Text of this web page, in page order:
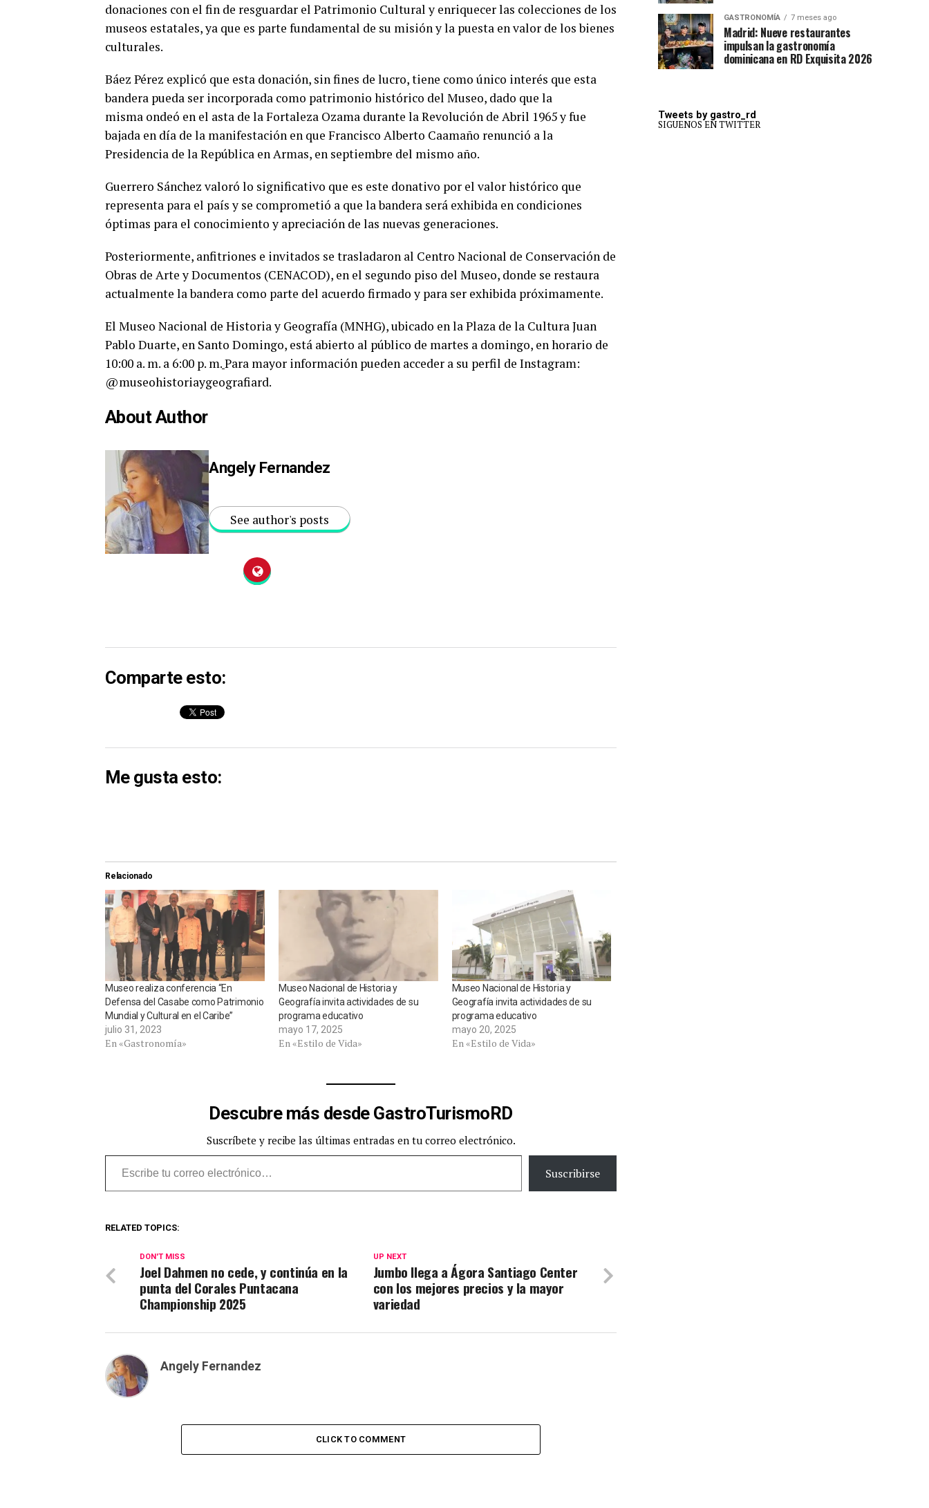
donaciones con el fin de resguardar el Patrimonio Cultural y enriquecer las colecciones de los
museos estatales, ya que es parte fundamental de su misión y la puesta en valor de los bienes
culturales.
Báez Pérez explicó que esta donación, sin fines de lucro, tiene como único interés que esta
bandera pueda ser incorporada como patrimonio histórico del Museo, dado que la
misma ondeó en el asta de la Fortaleza Ozama durante la Revolución de Abril 1965 y fue
bajada en día de la manifestación en que Francisco Alberto Caamaño renunció a la
Presidencia de la República en Armas, en septiembre del mismo año.
Guerrero Sánchez valoró lo significativo que es este donativo por el valor histórico que
representa para el país y se comprometió a que la bandera será exhibida en condiciones
óptimas para el conocimiento y apreciación de las nuevas generaciones.
Posteriormente, anfitriones e invitados se trasladaron al Centro Nacional de Conservación de
Obras de Arte y Documentos (CENACOD), en el segundo piso del Museo, donde se restaura
actualmente la bandera como parte del acuerdo firmado y para ser exhibida próximamente.
El Museo Nacional de Historia y Geografía (MNHG), ubicado en la Plaza de la Cultura Juan
Pablo Duarte, en Santo Domingo, está abierto al público de martes a domingo, en horario de
10:00 a. m. a 6:00 p. m.Para mayor información pueden acceder a su perfil de Instagram:
@museohistoriaygeografiard.
About Author
Angely Fernandez
See author's posts
Comparte esto:
Me gusta esto:
Relacionado
Museo realiza conferencia “En
Defensa del Casabe como Patrimonio
Mundial y Cultural en el Caribe”
julio 31, 2023
En «Gastronomía»
Museo Nacional de Historia y
Geografía invita actividades de su
programa educativo
mayo 17, 2025
En «Estilo de Vida»
Museo Nacional de Historia y
Geografía invita actividades de su
programa educativo
mayo 20, 2025
En «Estilo de Vida»
Descubre más desde GastroTurismoRD
Suscríbete y recibe las últimas entradas en tu correo electrónico.
Escribe tu correo electrónico…
Suscribirse
RELATED TOPICS:
UP NEXT
Jumbo llega a Ágora Santiago Center
con los mejores precios y la mayor
variedad
DON'T MISS
Joel Dahmen no cede, y continúa en la
punta del Corales Puntacana
Championship 2025
Angely Fernandez
CLICK TO COMMENT
GASTRONOMÍA 7 meses ago
Madrid: Nueve restaurantes
impulsan la gastronomía
dominicana en RD Exquisita 2026
Tweets by gastro_rd
SIGUENOS EN TWITTER